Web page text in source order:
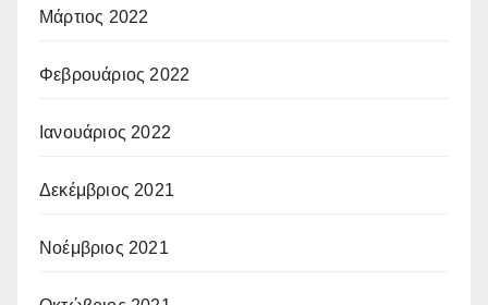
Μάρτιος 2022
Φεβρουάριος 2022
Ιανουάριος 2022
Δεκέμβριος 2021
Νοέμβριος 2021